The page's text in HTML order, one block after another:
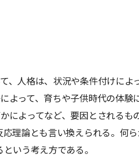
、人格は、状況や条件付けによ
よって、育ちや子供時代の体験
によってなど、要因とされるも
応理論とも言い換えられる。何
いう考え方である。